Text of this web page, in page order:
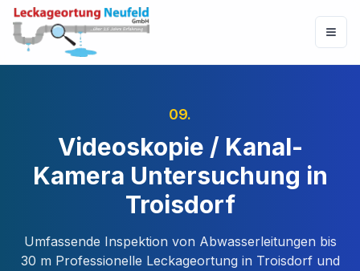
09.
Videoskopie / Kanal-
Kamera Untersuchung in
Troisdorf
Umfassende Inspektion von Abwasserleitungen bis
30 mProfessionelle Leckageortung in Troisdorfund